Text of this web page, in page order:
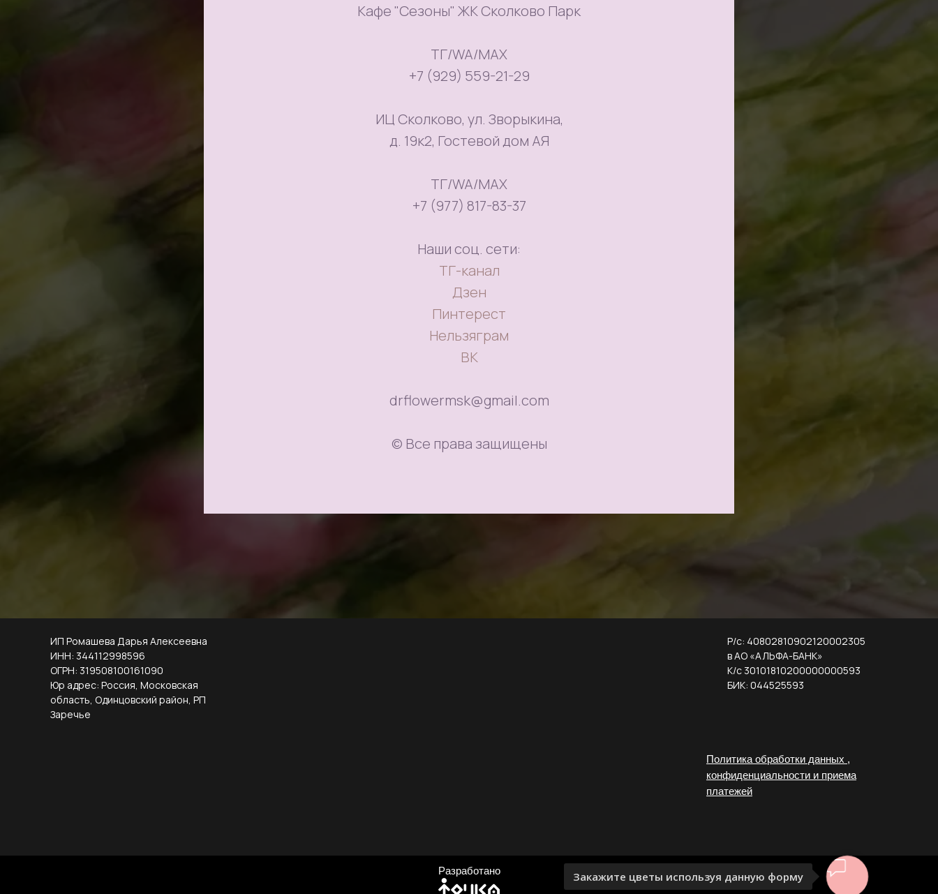
Кафе "Сезоны" ЖК Сколково Парк
ТГ/WA/MAX
+7 (929) 559-21-29
ИЦ Сколково, ул. Зворыкина,
д. 19к2, Гостевой дом АЯ
ТГ/WA/MAX
+7 (977) 817-83-37
Наши соц. сети:
ТГ-канал
Дзен
Пинтерест
Нельзяграм
ВК
drflowermsk@gmail.com
© Все права защищены
ИП Ромашева Дарья Алексеевна
ИНН: 344112998596
ОГРН: 319508100161090
Юр адрес: Россия, Московская
область, Одинцовский район, РП
Заречье
Р/с: 40802810902120002305
в АО «АЛЬФА-БАНК»
К/с 30101810200000000593
БИК: 044525593
Политика обработки данных ,
конфиденциальности и приема
платежей
Разработано Закажите цветы используя данную форму